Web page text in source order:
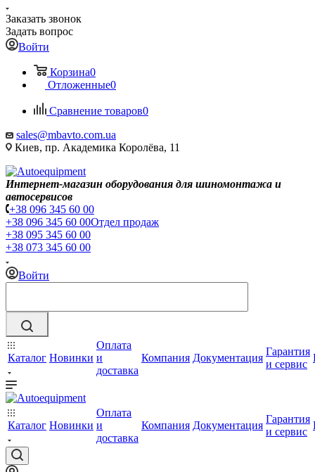
Заказать звонок
Задать вопрос
Войти
Корзина0
Отложенные0
Сравнение товаров0
sales@mbavto.com.ua
Киев, пр. Академика Королёва, 11
Интернет-магазин оборудования для шиномонтажа и
автосервисов
+38 096 345 60 00
+38 096 345 60 00Отдел продаж
+38 095 345 60 00
+38 073 345 60 00
Войти
Каталог Новинки
Оплата
и
доставка
Компания Документация
Гарантия
и сервис
Каталог Новинки
Оплата
и
доставка
Компания Документация
Гарантия
и сервис